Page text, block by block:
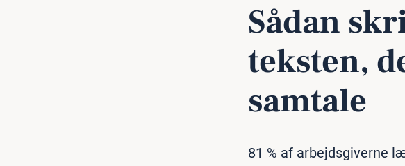
Sådan
tek­sten,
samtale
81 % af arbejdsgiverne